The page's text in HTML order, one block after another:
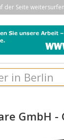
der Seite
GmbH